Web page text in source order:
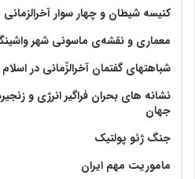
کنیسه شیطان و چهار سوار آخرالزمانی
معماری و نقشه‌ی ماسونی شهر
شباهتهای گفتمان آخر‌الزّمانی در
نشانه های بحران فراگیر انرژی و
جهان
جنگ ژئو پولتیک
ماموریت مهم ایران